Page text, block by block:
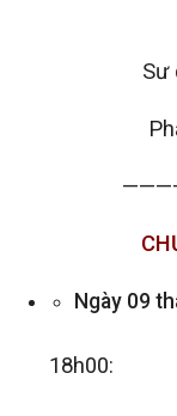
Sư
Ngày 09
18h00: Lễ